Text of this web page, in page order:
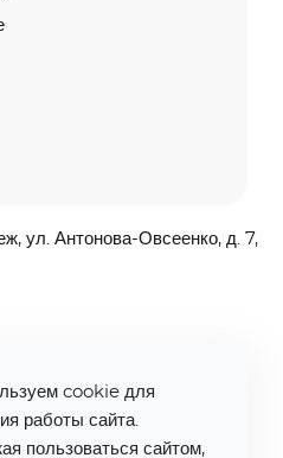
ул. Антонова-Овсеенко, д. 7,
cookie для
работы сайта.
пользоваться сайтом,